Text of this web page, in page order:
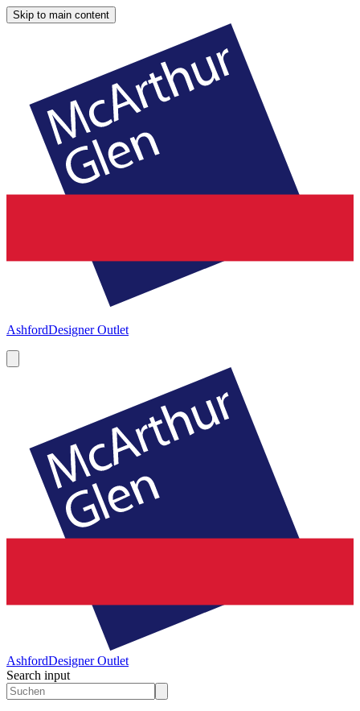
Skip to main content
AshfordDesigner Outlet
AshfordDesigner Outlet
Search input